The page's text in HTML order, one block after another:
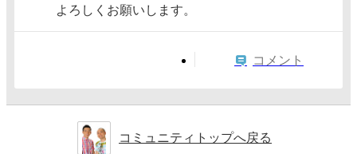
よろしくお願いします。
コメント
コミュニティトップへ戻る